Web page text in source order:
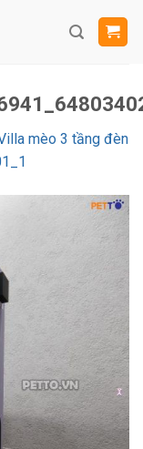
mèo 3 tầng đèn